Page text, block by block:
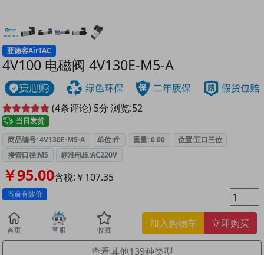
亚德客AirTAC
4V100 电磁阀 4V130E-M5-A
(4条评论) 5分 浏览:52
当日发货
商品编号: 4V130E-M5-A
单位:件 重量: 0.00
位置:五口三位
接管口径:M5
标准电压:AC220V
￥95.00含税:￥107.35
当前有效价
首页 客服 收藏
加入购物车 立即购买
查看其他139种类型